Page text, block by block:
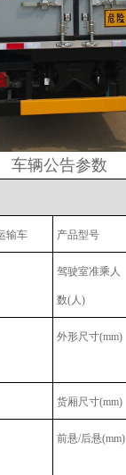
车辆公告参数
输车 产品型号
驾驶室准乘人
数(人)
外形尺寸(mm)
货厢尺寸(mm)
前悬/后悬(mm)